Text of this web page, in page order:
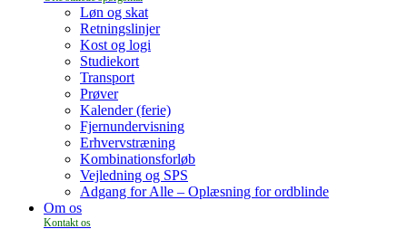
Løn og skat
Retningslinjer
Kost og logi
Studiekort
Transport
Prøver
Kalender (ferie)
Fjernundervisning
Erhvervstræning
Kombinationsforløb
Vejledning og SPS
Adgang for Alle – Oplæsning for ordblinde
Om os